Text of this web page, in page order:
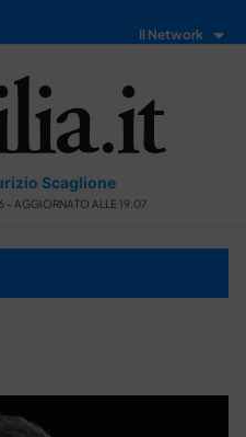
Il Network
Scaglione
- AGGIORNATO ALLE 19:07